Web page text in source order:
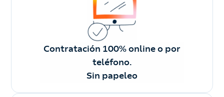
Contratación 100% online o por
teléfono.
Sin papeleo